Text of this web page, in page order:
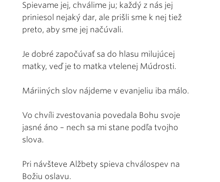
Spievame jej, chválime ju; každý z nás jej
priniesol nejaký dar, ale prišli sme k nej tiež
preto, aby sme jej načúvali.
Je dobré započúvať sa do hlasu milujúcej
matky, veď je to matka vtelenej Múdrosti.
Máriiných slov nájdeme v evanjeliu iba málo.
Vo chvíli zvestovania povedala Bohu svoje
jasné áno – nech sa mi stane podľa tvojho
slova.
Pri návšteve Alžbety spieva chválospev na
Božiu oslavu.